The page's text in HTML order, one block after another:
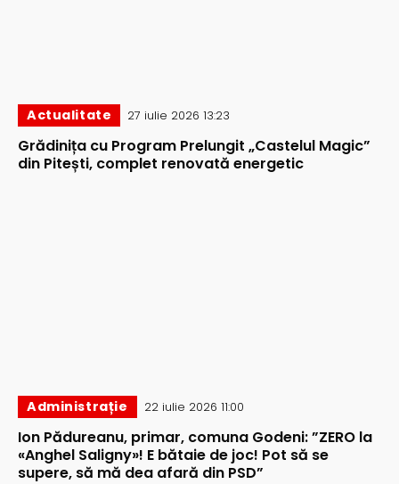
Actualitate 27 iulie 2026 13:23
Grădinița cu Program Prelungit „Castelul Magic”
din Pitești, complet renovată energetic
Administrație 22 iulie 2026 11:00
Ion Pădureanu, primar, comuna Godeni: ”ZERO la
«Anghel Saligny»! E bătaie de joc! Pot să se
supere, să mă dea afară din PSD”